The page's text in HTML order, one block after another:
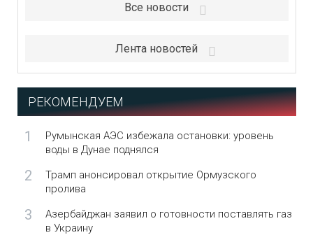
Все новости
Лента новостей
РЕКОМЕНДУЕМ
1
Румынская АЭС избежала остановки: уровень
воды в Дунае поднялся
2
Трамп анонсировал открытие Ормузского
пролива
3
Азербайджан заявил о готовности поставлять газ
в Украину